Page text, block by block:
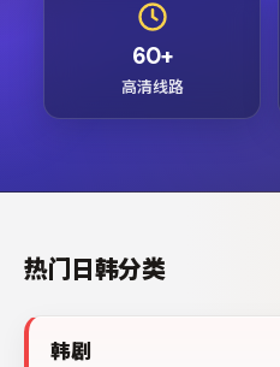
60+
高清线路
热门日韩分类
韩剧